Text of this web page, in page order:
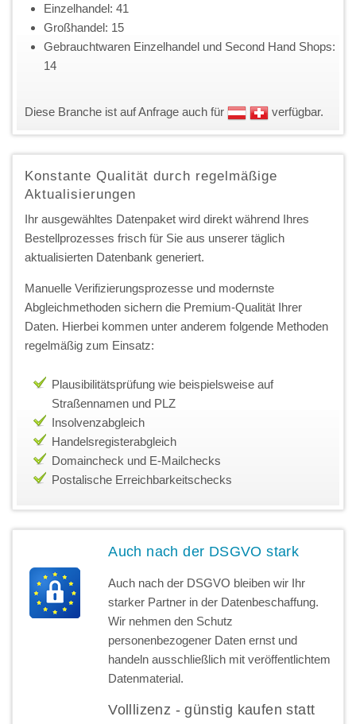
Einzelhandel: 41
Großhandel: 15
Gebrauchtwaren Einzelhandel und Second Hand Shops:
14
Diese Branche ist auf Anfrage auch für verfügbar.
Konstante Qualität durch regelmäßige
Aktualisierungen
Ihr ausgewähltes Datenpaket wird direkt während Ihres
Bestellprozesses frisch für Sie aus unserer täglich
aktualisierten Datenbank generiert.
Manuelle Verifizierungsprozesse und modernste
Abgleichmethoden sichern die Premium-Qualität Ihrer
Daten. Hierbei kommen unter anderem folgende Methoden
regelmäßig zum Einsatz:
Plausibilitätsprüfung wie beispielsweise auf
Straßennamen und PLZ
Insolvenzabgleich
Handelsregisterabgleich
Domaincheck und E-Mailchecks
Postalische Erreichbarkeitschecks
Auch nach der DSGVO stark
Auch nach der DSGVO bleiben wir Ihr
starker Partner in der Datenbeschaffung.
Wir nehmen den Schutz
personenbezogener Daten ernst und
handeln ausschließlich mit veröffentlichtem
Datenmaterial.
Volllizenz - günstig kaufen statt